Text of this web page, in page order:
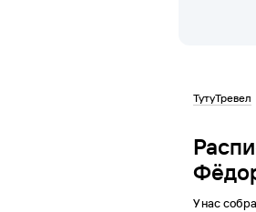
ТутуТревел
У нас